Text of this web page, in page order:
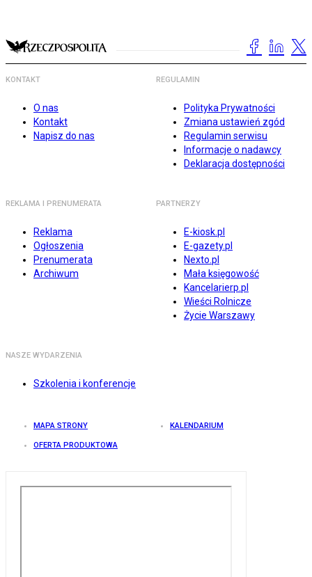
KONTAKT
O nas
Kontakt
Napisz do nas
REGULAMIN
Polityka Prywatności
Zmiana ustawień zgód
Regulamin serwisu
Informacje o nadawcy
Deklaracja dostępności
REKLAMA I PRENUMERATA
Reklama
Ogłoszenia
Prenumerata
Archiwum
PARTNERZY
E-kiosk.pl
E-gazety.pl
Nexto.pl
Mała księgowość
Kancelarierp.pl
Wieści Rolnicze
Życie Warszawy
NASZE WYDARZENIA
Szkolenia i konferencje
MAPA STRONY KALENDARIUM
OFERTA PRODUKTOWA